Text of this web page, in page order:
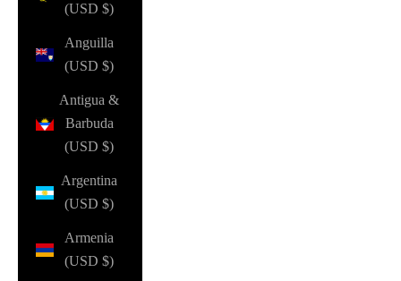
(USD $)
Anguilla
(USD $)
Antigua &
Barbuda
(USD $)
Argentina
(USD $)
Armenia
(USD $)